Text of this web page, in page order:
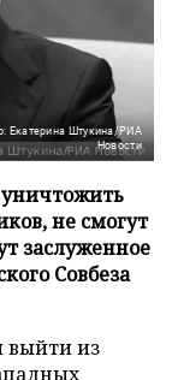
Екатерина Штукина/РИА
Новости
не смогут
заслуженное
Совбеза
выйти из